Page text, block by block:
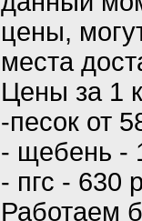
цены,
места
Цены за 1
-песок от
- щебень -
- пгс - 630
Работаем